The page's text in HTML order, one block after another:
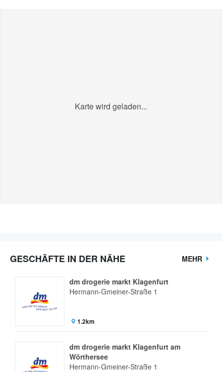
Karte wird geladen...
GESCHÄFTE IN DER NÄHE MEHR
dm drogerie markt Klagenfurt
Hermann-Gmeiner-Straße 1
1.2km
dm drogerie markt Klagenfurt am
Wörthersee
Hermann-Gmeiner-Straße 1